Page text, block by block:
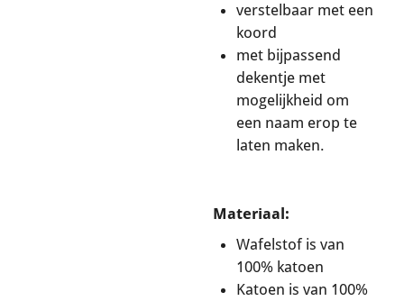
verstelbaar met een
koord
met bijpassend
dekentje met
mogelijkheid om
een naam erop te
laten maken.
Materiaal :
Wafelstof is van
100% katoen
Katoen is van 100%